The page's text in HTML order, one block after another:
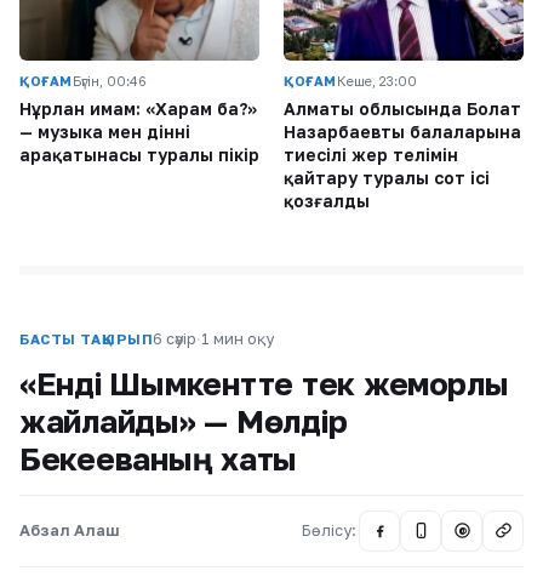
ҚОҒАМ Бүгін, 00:46
Нұрлан имам: «Харам ба?»
— музыка мен діннің
арақатынасы туралы пікір
ҚОҒАМ Кеше, 23:00
Алматы облысында Болат
Назарбаевтың балаларына
тиесілі жер телімін
қайтару туралы сот ісі
қозғалды
БАСТЫ ТАҚЫРЫП6 сәуір·1 мин оқу
«Енді Шымкентте тек жемқорлық
жайлайды» — Мөлдір
Бекееваның хаты
Абзал Алаш Бөлісу: @